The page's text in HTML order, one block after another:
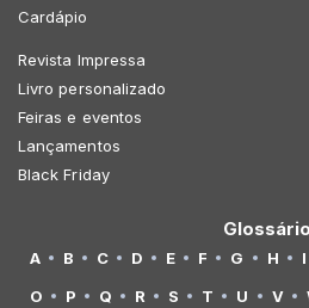
Cardápio
Revista Impressa
Livro personalizado
Feiras e eventos
Lançamentos
Black Friday
Glossário
A B C D E F G H I
O
P Q R S T U V